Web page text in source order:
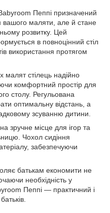
Пеппі призначений
вашого маляти, але й стане
розвитку. Цей
в повноцінний стіл
використання протягом
малят стілець надійно
комфортний простір для
столу. Регульована
оптимальну відстань, а
зсуванню дитини.
зручне місце для ігор та
Чохол сидіння
забезпечуючи
батькам економити не
необхідність у
Пеппі — практичний і